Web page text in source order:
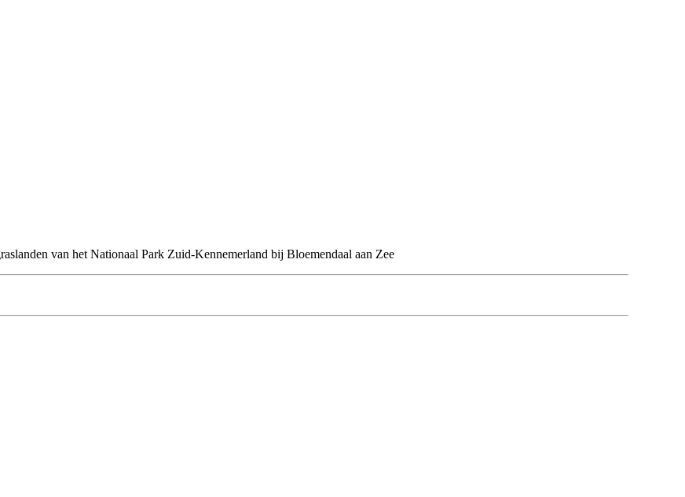
van het Nationaal Park Zuid-Kennemerland bij Bloemendaal aan Zee